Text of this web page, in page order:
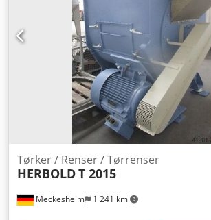
Meckesheim 1 241 km
Tørker / Renser / Tørrenser
HERBOLDT 2015